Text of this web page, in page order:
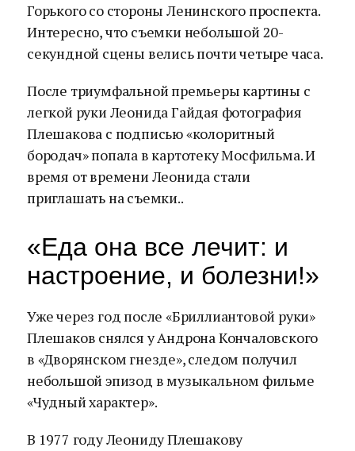
Горького со стороны Ленинского проспекта.
Интересно, что съемки небольшой 20-
секундной сцены велись почти четыре часа.
После триумфальной премьеры картины с
легкой руки Леонида Гайдая фотография
Плешакова с подписью «колоритный
бородач» попала в картотеку Мосфильма. И
время от времени Леонида стали
приглашать на съемки..
«Еда она все лечит: и
настроение, и болезни!»
Уже через год после «Бриллиантовой руки»
Плешаков снялся у Андрона Кончаловского
в «Дворянском гнезде», следом получил
небольшой эпизод в музыкальном фильме
«Чудный характер».
В 1977 году Леониду Плешакову